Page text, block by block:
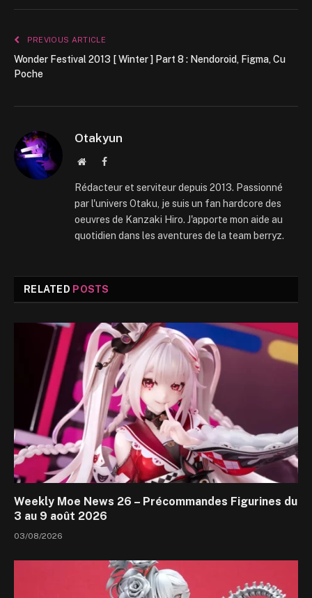
PREVIOUS ARTICLE
Wonder Festival 2013 [ Winter ] Part 8 : Nendoroid, Figma, Cu
Poche
Otakyun
WebsiteFacebook
Rédacteur et serviteur depuis 2013. Passionné
par l'univers Otaku, je suis un fan hardcore des
oeuvres de Kanzaki Hiro. J'apporte mon aide au
quotidien dans les aventures de la team berryz.
RELATED POSTS
Weekly Moe News 26 – Précommandes Figurines du
3 au 9 août 2026
03/08/2026